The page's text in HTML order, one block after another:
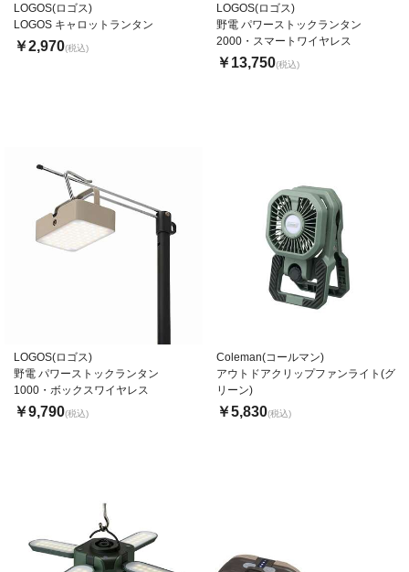
LOGOS(ロゴス)
LOGOS キャロットランタン
￥2,970(税込)
LOGOS(ロゴス)
野電 パワーストックランタン
2000・スマートワイヤレス
￥13,750(税込)
LOGOS(ロゴス)
野電 パワーストックランタン
1000・ボックスワイヤレス
￥9,790(税込)
Coleman(コールマン)
アウトドアクリップファンライト(グ
リーン)
￥5,830(税込)